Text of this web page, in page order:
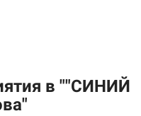
в ""СИНИЙ